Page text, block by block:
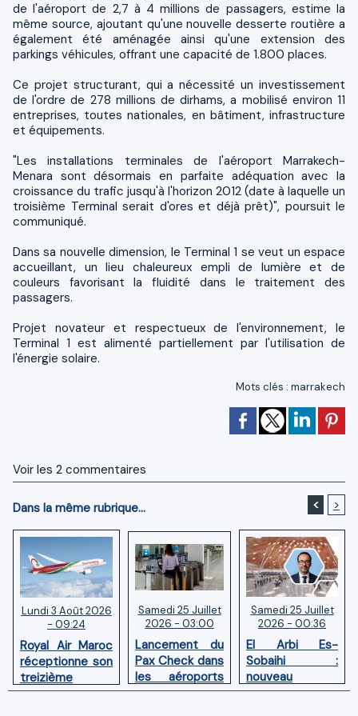
de l'aéroport de 2,7 à 4 millions de passagers, estime la
même source, ajoutant qu'une nouvelle desserte routière a
également été aménagée ainsi qu'une extension des
parkings véhicules, offrant une capacité de 1.800 places.
Ce projet structurant, qui a nécessité un investissement
de l'ordre de 278 millions de dirhams, a mobilisé environ 11
entreprises, toutes nationales, en bâtiment, infrastructure
et équipements.
"Les installations terminales de l'aéroport Marrakech-
Menara sont désormais en parfaite adéquation avec la
croissance du trafic jusqu'à l'horizon 2012 (date à laquelle un
troisième Terminal serait d'ores et déjà prêt)", poursuit le
communiqué.
Dans sa nouvelle dimension, le Terminal 1 se veut un espace
accueillant, un lieu chaleureux empli de lumière et de
couleurs favorisant la fluidité dans le traitement des
passagers.
Projet novateur et respectueux de l'environnement, le
Terminal 1 est alimenté partiellement par l'utilisation de
l'énergie solaire.
Mots clés : marrakech
Voir les 2 commentaires
Dans la même rubrique... < >
Lundi 3 Août 2026
- 09:24
Royal Air Maroc
réceptionne son
treizième
Boeing 787
Samedi 25 Juillet
2026 - 03:00
Lancement du
Pax Check dans
les aéroports
du Maroc
Samedi 25 Juillet
2026 - 00:36
El Arbi Es-
Sobaihi :
nouveau
directeur à la